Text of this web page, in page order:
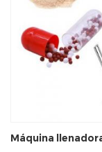
Máquina